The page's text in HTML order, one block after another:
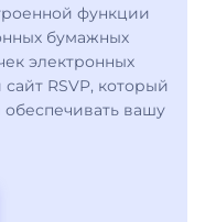
функции
бумажных
электронных
RSVP, который
обеспечивать вашу